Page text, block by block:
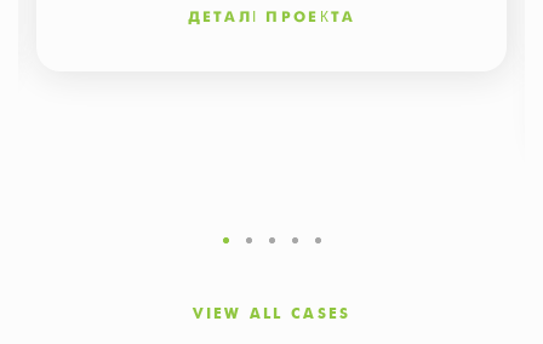
ДЕТАЛІ ПРОЕКТА
VIEW ALL CASES